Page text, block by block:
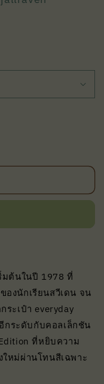
มต้นในปี 1978 ที่
งนักเรียนสวีเดน จน
ะเป๋า everyday
กระดับกับคอลเล็กชัน
ที่หยิบความ
หม่ผ่านโทนสีเฉพาะ